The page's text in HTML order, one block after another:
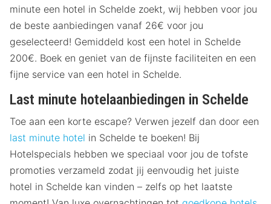
minute een hotel in Schelde zoekt, wij hebben voor jou
de beste aanbiedingen vanaf 26€ voor jou
geselecteerd! Gemiddeld kost een hotel in Schelde
200€. Boek en geniet van de fijnste faciliteiten en een
fijne service van een hotel in Schelde.
Last minute hotelaanbiedingen in Schelde
Toe aan een korte escape? Verwen jezelf dan door een
last minute hotel in Schelde te boeken! Bij
Hotelspecials hebben we speciaal voor jou de tofste
promoties verzameld zodat jij eenvoudig het juiste
hotel in Schelde kan vinden – zelfs op het laatste